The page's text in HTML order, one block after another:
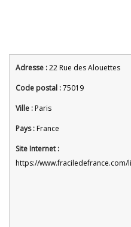
Adresse :22 Rue des Alouettes
Code postal :75019
Ville :Paris
Pays :France
Site Internet :
https://www.fraciledefrance.com/